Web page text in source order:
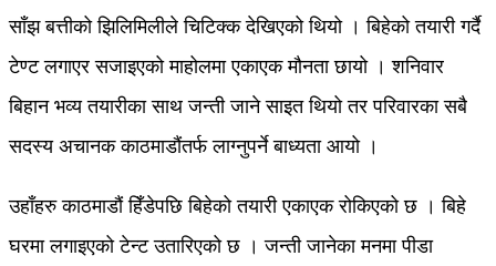
साँझ बत्तीको झिलिमिलीले चिटिक्क देखिएको थियो । बिहेको तयारी गर्दै
टेण्ट लगाएर सजाइएको माहोलमा एकाएक मौनता छायो । शनिवार
बिहान भव्य तयारीका साथ जन्ती जाने साइत थियो तर परिवारका सबै
सदस्य अचानक काठमाडौंतर्फ लाग्नुपर्ने बाध्यता आयो ।
उहाँहरु काठमाडौं हिँडेपछि बिहेको तयारी एकाएक रोकिएको छ । बिहे
घरमा लगाइएको टेन्ट उतारिएको छ । जन्ती जानेका मनमा पीडा